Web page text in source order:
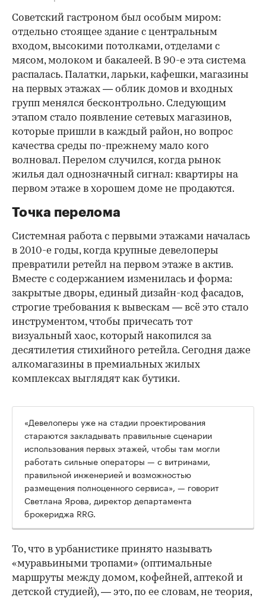
Советский гастроном был особым миром:
отдельно стоящее здание с центральным
входом, высокими потолками, отделами с
мясом, молоком и бакалеей. В 90-е эта система
распалась. Палатки, ларьки, кафешки, магазины
на первых этажах — облик домов и входных
групп менялся бесконтрольно. Следующим
этапом стало появление сетевых магазинов,
которые пришли в каждый район, но вопрос
качества среды по-прежнему мало кого
волновал. Перелом случился, когда рынок
жилья дал однозначный сигнал: квартиры на
первом этаже в хорошем доме не продаются.
Точка перелома
Системная работа с первыми этажами началась
в 2010-е годы, когда крупные девелоперы
превратили ретейл на первом этаже в актив.
Вместе с содержанием изменилась и форма:
закрытые дворы, единый дизайн-код фасадов,
строгие требования к вывескам — всё это стало
инструментом, чтобы причесать тот
визуальный хаос, который накопился за
десятилетия стихийного ретейла. Сегодня даже
алкомагазины в премиальных жилых
комплексах выглядят как бутики.
00:00
«Девелоперы уже на стадии проектирования
стараются закладывать правильные сценарии
использования первых этажей, чтобы там могли
работать сильные операторы — с витринами,
правильной инженерией и возможностью
размещения полноценного сервиса», — говорит
Светлана Ярова, директор департамента
брокериджа RRG.
То, что в урбанистике принято называть
«муравьиными тропами» (оптимальные
маршруты между домом, кофейней, аптекой и
детской студией), — это, по ее словам, не теория,